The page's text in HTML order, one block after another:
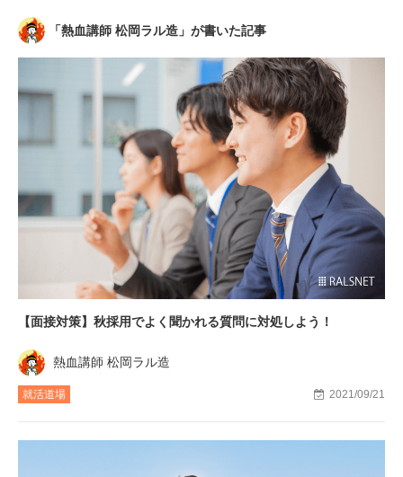
「熱血講師 松岡ラル造 」が書いた記事
【面接対策】秋採用でよく聞かれる質問に対処しよう！
熱血講師 松岡ラル造
就活道場 2021/09/21